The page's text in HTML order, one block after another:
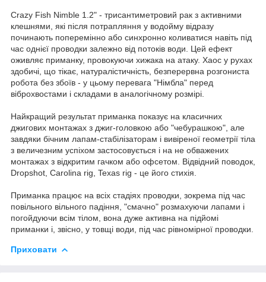
Crazy Fish Nimble 1.2" - трисантиметровий рак з активними
клешнями, які після потрапляння у водойму відразу
починають поперемінно або синхронно коливатися навіть під
час однієї проводки залежно від потоків води. Цей ефект
оживляє приманку, провокуючи хижака на атаку. Хаос у рухах
здобичі, що тікає, натуралістичність, безперервна розгониста
робота без збоїв - у цьому перевага "Німбла" перед
віброхвостами і складами в аналогічному розмірі.
Найкращий результат приманка показує на класичних
джигових монтажах з джиг-головкою або "чебурашкою", але
завдяки бічним лапам-стабілізаторам і вивіреної геометрії тіла
з величезним успіхом застосовується і на не обважених
монтажах з відкритим гачком або офсетом. Відвідний поводок,
Dropshot, Carolina rig, Texas rig - це його стихія.
Приманка працює на всіх стадіях проводки, зокрема під час
повільного вільного падіння, "смачно" розмахуючи лапами і
погойдуючи всім тілом, вона дуже активна на підйомі
приманки і, звісно, у товщі води, під час рівномірної проводки.
Приховати